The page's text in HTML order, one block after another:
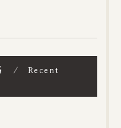
Recent